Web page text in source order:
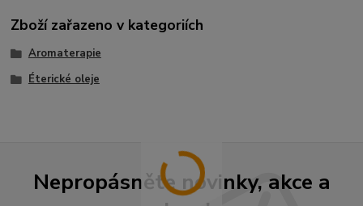
Zboží zařazeno v kategoriích
Aromaterapie
Éterické oleje
Nepropásněte novinky, akce a